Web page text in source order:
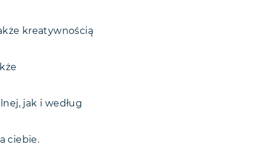
kreatywnością
jak i według
ciebie.